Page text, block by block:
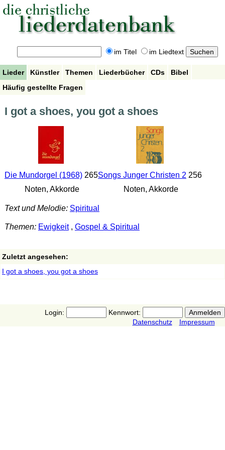
im Titel im Liedtext
Lieder Künstler Themen Liederbücher CDs
Bibel
Häufig gestellte Fragen
I got a shoes, you got a shoes
Die Mundorgel (1968)265
Noten, Akkorde
Songs Junger Christen 2 256
Noten, Akkorde
Text und Melodie: Spiritual
Themen: Ewigkeit, Gospel & Spiritual
Zuletzt angesehen:
I got a shoes, you got a shoes
Login:
Kennwort:
Datenschutz
Impressum